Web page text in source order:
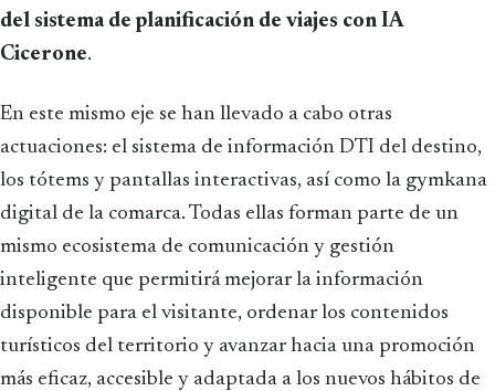
del sistema de planificación de viajes con IA
Cicerone.
En este mismo eje se han llevado a cabo otras
actuaciones: el sistema de información DTI del destino,
los tótems y pantallas interactivas, así como la gymkana
digital de la comarca. Todas ellas forman parte de un
mismo ecosistema de comunicación y gestión
inteligente que permitirá mejorar la información
disponible para el visitante, ordenar los contenidos
turísticos del territorio y avanzar hacia una promoción
más eficaz, accesible y adaptada a los nuevos hábitos de